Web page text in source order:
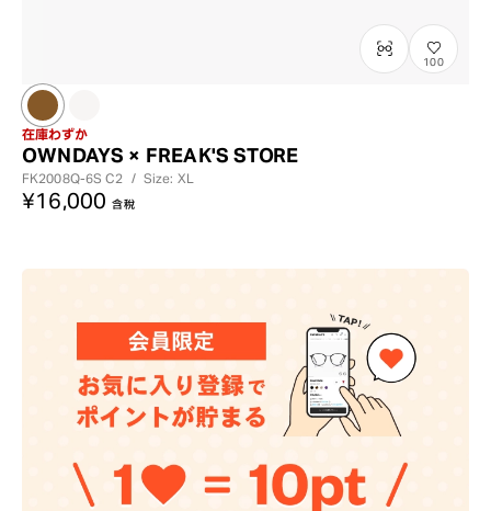
100
在庫わずか
OWNDAYS × FREAK'S STORE
FK2008Q-6SC2 / Size: XL
¥16,000 含稅